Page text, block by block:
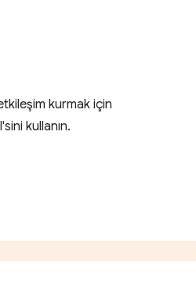
kurmak için
kullanın.